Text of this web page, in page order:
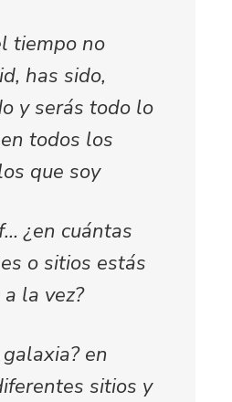
tiempo no
has sido,
y serás todo lo
todos los
que soy
¿en cuántas
o sitios estás
la vez?
en
sitios y